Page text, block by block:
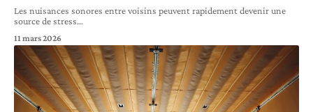
Les nuisances sonores entre voisins peuvent rapidement devenir une
source de stress…
11 mars 2026